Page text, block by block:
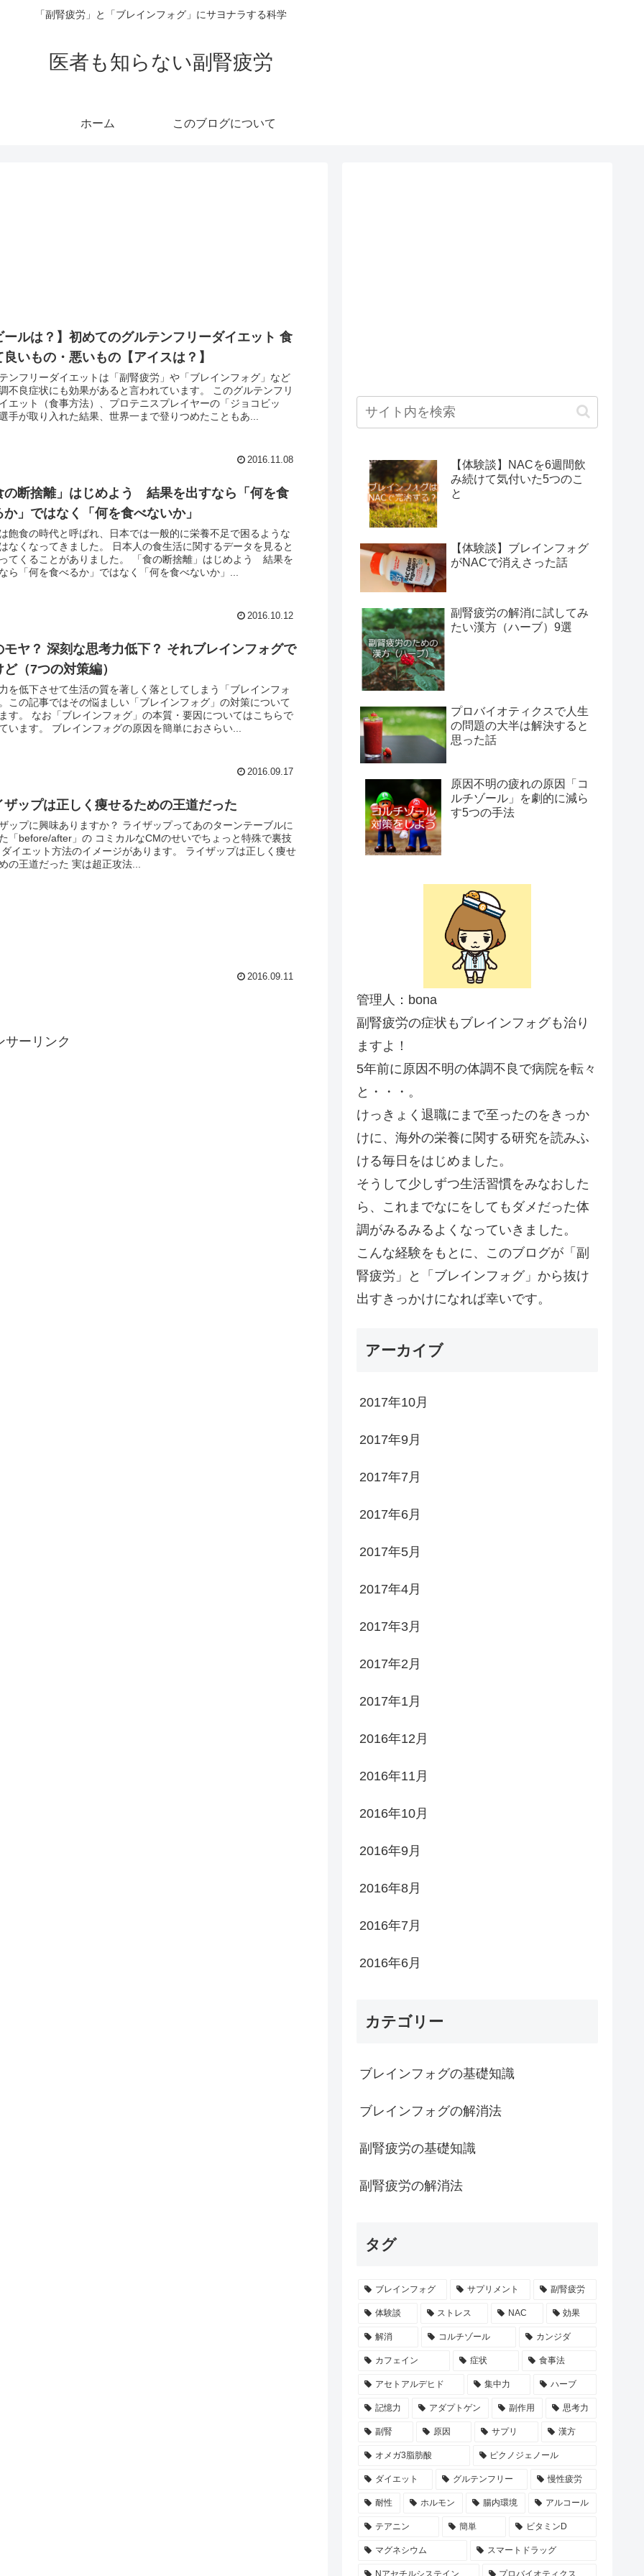
「副腎疲労」と「ブレインフォグ」にサヨナラする科学
医者も知らない副腎疲労
ホーム このブログについて
ールは？】初めてのグルテンフリーダイエット 食
良いもの・悪いもの【アイスは？】
ンフリーダイエットは「副腎疲労」や「ブレインフォグ」など
不良症状にも効果があると言われています。 このグルテンフリ
エット（食事方法）、プロテニスプレイヤーの「ジョコビッ
手が取り入れた結果、世界一まで登りつめたこともあ...
2016.11.08
の断捨離」はじめよう 結果を出すなら「何を食
か」ではなく「何を食べないか」
飽食の時代と呼ばれ、日本では一般的に栄養不足で困るような
なくなってきました。 日本人の食生活に関するデータを見ると
てくることがありました。 「食の断捨離」はじめよう 結果を
ら「何を食べるか」ではなく「何を食べないか」...
2016.10.12
モヤ？ 深刻な思考力低下？ それブレインフォグで
ど（7つの対策編）
を低下させて生活の質を著しく落としてしまう「ブレインフォ
この記事ではその悩ましい「ブレインフォグ」の対策について
す。 なお「ブレインフォグ」の本質・要因についてはこちらで
います。 ブレインフォグの原因を簡単におさらい...
2016.09.17
ザップは正しく痩せるための王道だった
ップに興味ありますか？ ライザップってあのターンテーブルに
「before/after」の コミカルなCMのせいでちょっと特殊で裏技
イエット方法のイメージがあります。 ライザップは正しく痩せ
の王道だった 実は超正攻法...
2016.09.11
サーリンク
【体験談】NACを6週間飲
み続けて気付いた5つのこ
と
【体験談】ブレインフォグ
がNACで消えさった話
副腎疲労の解消に試してみ
たい漢方（ハーブ）9選
プロバイオティクスで人生
の問題の大半は解決すると
思った話
原因不明の疲れの原因「コ
ルチゾール」を劇的に減ら
す5つの手法
管理人：bona
副腎疲労の症状もブレインフォグも治り
ますよ！
5年前に原因不明の体調不良で病院を転々
と・・・。
けっきょく退職にまで至ったのをきっか
けに、海外の栄養に関する研究を読みふ
ける毎日をはじめました。
そうして少しずつ生活習慣をみなおした
ら、これまでなにをしてもダメだった体
調がみるみるよくなっていきました。
こんな経験をもとに、このブログが「副
腎疲労」と「ブレインフォグ」から抜け
出すきっかけになれば幸いです。
アーカイブ
2017年10月
2017年9月
2017年7月
2017年6月
2017年5月
2017年4月
2017年3月
2017年2月
2017年1月
2016年12月
2016年11月
2016年10月
2016年9月
2016年8月
2016年7月
2016年6月
カテゴリー
ブレインフォグの基礎知識
ブレインフォグの解消法
副腎疲労の基礎知識
副腎疲労の解消法
タグ
ブレインフォグ サプリメント 副腎疲労
体験談 ストレス NAC 効果
解消 コルチゾール カンジダ
カフェイン 症状 食事法
アセトアルデヒド 集中力 ハーブ
記憶力 アダプトゲン 副作用 思考力
副腎 原因 サプリ 漢方
オメガ3脂肪酸 ピクノジェノール
ダイエット グルテンフリー 慢性疲労
耐性 ホルモン 腸内環境 アルコール
テアニン 簡単 ビタミンD
マグネシウム スマートドラッグ
Nアセチルシステイン プロバイオティクス